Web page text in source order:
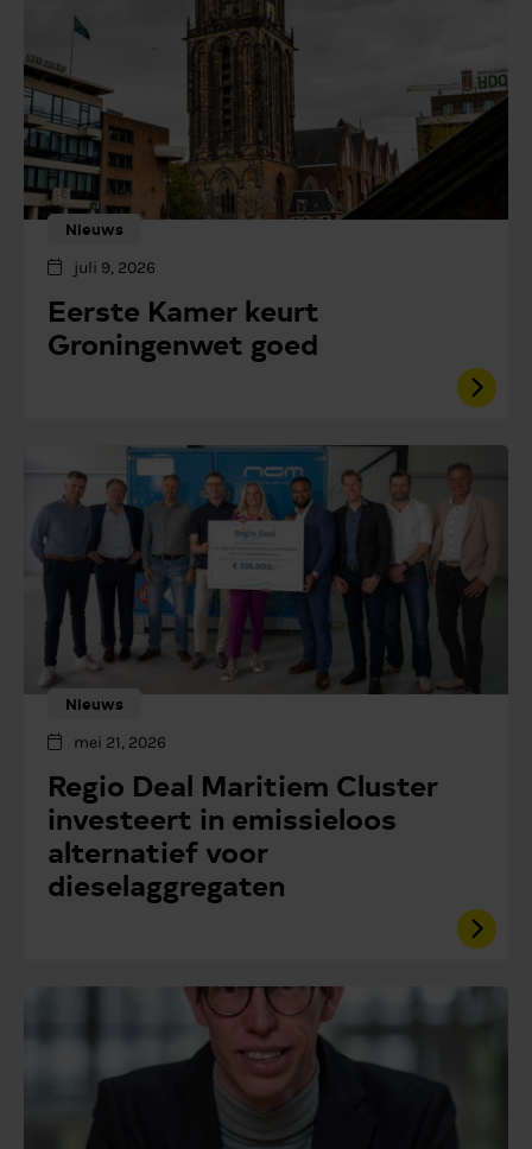
Nieuws
juli 9, 2026
Eerste Kamer keurt
Groningenwet goed
Nieuws
mei 21, 2026
Regio Deal Maritiem Cluster
investeert in emissieloos
alternatief voor
dieselaggregaten